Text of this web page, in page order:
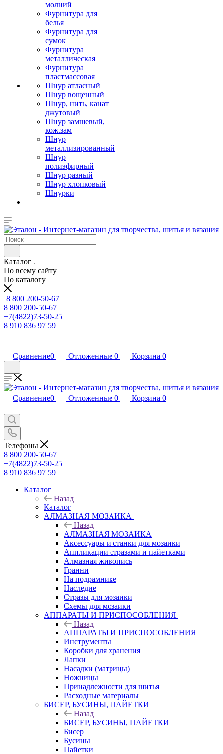
молний
Фурнитура для
белья
Фурнитура для
сумок
Фурнитура
металлическая
Фурнитура
пластмассовая
Шнур атласный
Шнур вощенный
Шнур, нить, канат
джутовый
Шнур замшевый,
кож.зам
Шнур
металлизированный
Шнур
полиэфирный
Шнур разный
Шнур хлопковый
Шнурки
Каталог
По всему сайту
По каталогу
8 800 200-50-67
8 800 200-50-67
+7(4822)73-50-25
8 910 836 97 59
Сравнение0 Отложенные 0 Корзина 0
Сравнение0 Отложенные 0 Корзина 0
Телефоны
8 800 200-50-67
+7(4822)73-50-25
8 910 836 97 59
Каталог
Назад
Каталог
АЛМАЗНАЯ МОЗАИКА
Назад
АЛМАЗНАЯ МОЗАИКА
Аксессуары и станки для мозаики
Аппликации стразами и пайетками
Алмазная живопись
Гранни
На подрамнике
Наследие
Стразы для мозаики
Схемы для мозаики
АППАРАТЫ И ПРИСПОСОБЛЕНИЯ
Назад
АППАРАТЫ И ПРИСПОСОБЛЕНИЯ
Инструменты
Коробки для хранения
Лапки
Насадки (матрицы)
Ножницы
Принадлежности для шитья
Расходные материалы
БИСЕР, БУСИНЫ, ПАЙЕТКИ
Назад
БИСЕР, БУСИНЫ, ПАЙЕТКИ
Бисер
Бусины
Пайетки